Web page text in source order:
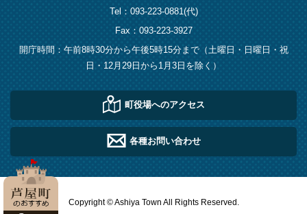
Tel：093-223-0881(代)
Fax：093-223-3927
開庁時間：午前8時30分から午後5時15分まで（土曜日・日曜日・祝
日・12月29日から1月3日を除く）
町役場へのアクセス
各種お問い合わせ
Copyright © Ashiya Town All Rights Reserved.